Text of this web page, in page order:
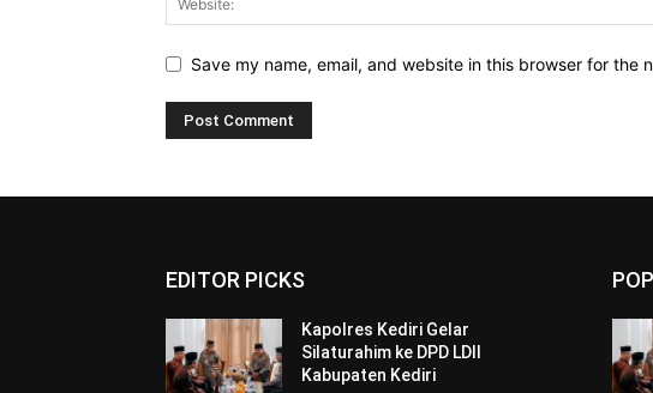
Save my name, email, and website in this browser for the
EDITOR PICKS
Kapolres Kediri Gelar
Silaturahim ke DPD LDII
Kabupaten Kediri